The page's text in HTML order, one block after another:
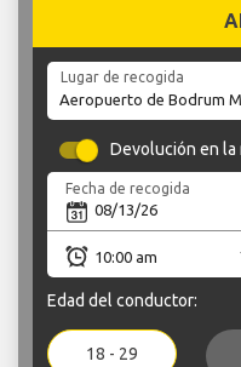
Lugar de recogida
Devolución en la
Fecha de recogida
Edad del conductor:
18 - 29